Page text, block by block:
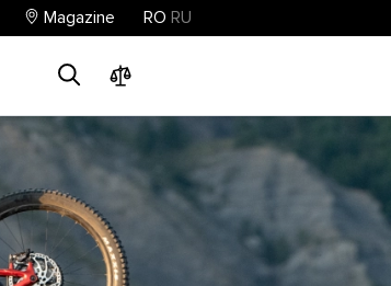
Magazine RO RU